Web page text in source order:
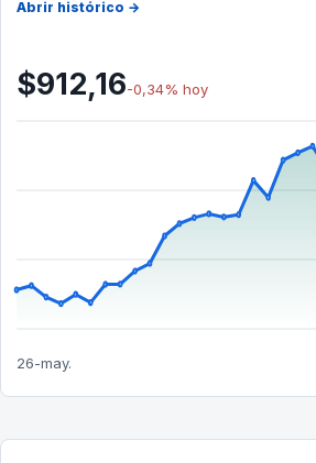
Abrir histórico →
$912,16-0,34% hoy
26-may.